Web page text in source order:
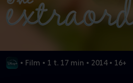
• Film • 1 t. 17 min • 2014 • 16+